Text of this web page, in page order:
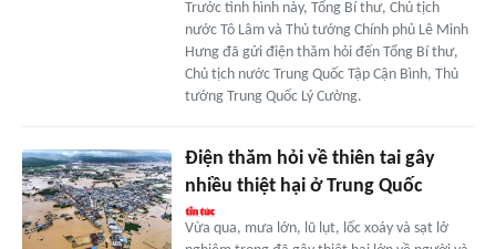
Trước tình hình này, Tổng Bí thư, Chủ tịch
nước Tô Lâm và Thủ tướng Chính phủ Lê Minh
Hưng đã gửi điện thăm hỏi đến Tổng Bí thư,
Chủ tịch nước Trung Quốc Tập Cận Bình, Thủ
tướng Trung Quốc Lý Cường.
Điện thăm hỏi về thiên tai gây
nhiều thiệt hại ở Trung Quốc
Vừa qua, mưa lớn, lũ lụt, lốc xoáy và sạt lở